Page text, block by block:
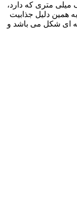
متری که دارد،
همین دلیل جذابیت
ای شکل می باشد و